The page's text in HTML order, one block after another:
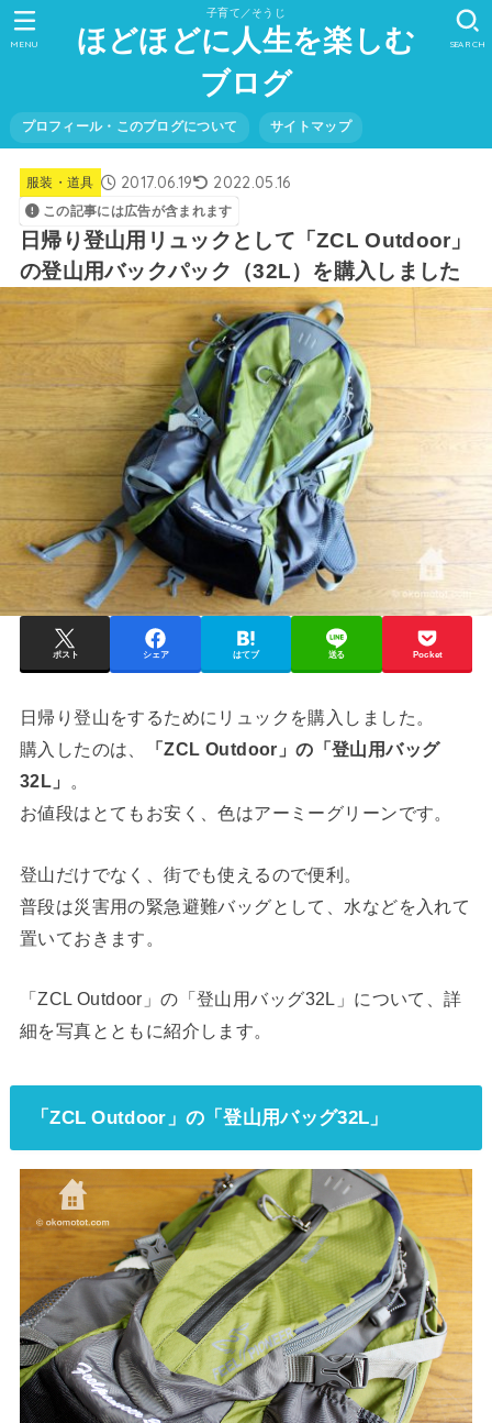
子育て／そうじ
ほどほどに人生を楽しむ
ブログ
プロフィール・このブログについて サイトマップ
SEARCH
MENU
服装・道具 2017.06.19 2022.05.16
この記事には広告が含まれます
日帰り登山用リュックとして「ZCL Outdoor」
の登山用バックパック（32L）を購入しました
ポスト シェア はてブ 送る Pocket
日帰り登山をするためにリュックを購入しました。
購入したのは、
「ZCL Outdoor」の「登山用バッグ
32L」
。
お値段はとてもお安く、色はアーミーグリーンです。
登山だけでなく、街でも使えるので便利。
普段は災害用の緊急避難バッグとして、水などを入れて
置いておきます。
「ZCL Outdoor」の「登山用バッグ32L」について、詳
細を写真とともに紹介します。
「ZCL Outdoor」の「登山用バッグ32L」